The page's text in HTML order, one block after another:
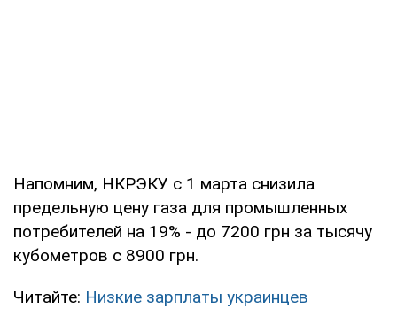
Напомним, НКРЭКУ с 1 марта снизила
предельную цену газа для промышленных
потребителей на 19% - до 7200 грн за тысячу
кубометров с 8900 грн.
Читайте: Низкие зарплаты украинцев